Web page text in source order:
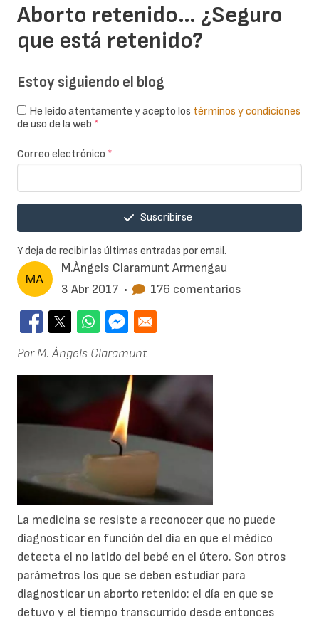
M.Àngels Claramunt Armengau
3 Abr 2017 • 176 comentarios
Aborto retenido… ¿Seguro
que está retenido?
Por M. Àngels Claramunt
La medicina se resiste a reconocer que no puede
diagnosticar en función del día en que el médico
detecta el no latido del bebé en el útero. Son otros
parámetros los que se deben estudiar para
diagnosticar un aborto retenido: el día en que se
detuvo y el tiempo transcurrido desde entonces
Estoy siguiendo el blog
He leído atentamente y acepto los términos y condiciones
de uso de la web *
Correo electrónico *
Suscribirse
Y deja de recibir las últimas entradas por email.